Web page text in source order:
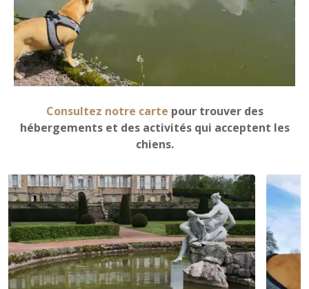
Consultez notre carte pour trouver des
hébergements et des activités qui acceptent les
chiens.